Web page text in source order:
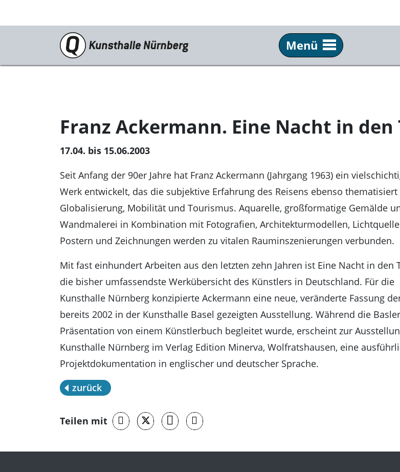
Menü
Programm
Archiv
Veranstaltungen
Kunsthalle digital
Vermittlungsangebote
Schulangebote
Besuch
Shop
Presse
Kontakt
Franz Ackermann. Eine Nacht in den
17.04. bis 15.06.2003
Seit Anfang der 90er Jahre hat Franz Ackermann (Jahrgang 1963) ein
Werk entwickelt, das die subjektive Erfahrung des Reisens ebenso
Globalisierung, Mobilität und Tourismus. Aquarelle, großformatige Gemälde
Wandmalerei in Kombination mit Fotografien, Architekturmodellen,
Postern und Zeichnungen werden zu vitalen Rauminszenierungen verbunden.
Mit fast einhundert Arbeiten aus den letzten zehn Jahren ist Eine Nacht in den
die bisher umfassendste Werkübersicht des Künstlers in Deutschland. Für die
Kunsthalle Nürnberg konzipierte Ackermann eine neue, veränderte Fassung
bereits 2002 in der Kunsthalle Basel gezeigten Ausstellung. Während die Basler
Präsentation von einem Künstlerbuch begleitet wurde, erscheint zur
Kunsthalle Nürnberg im Verlag Edition Minerva, Wolfratshausen, eine
Projektdokumentation in englischer und deutscher Sprache.
zurück
Teilen mit